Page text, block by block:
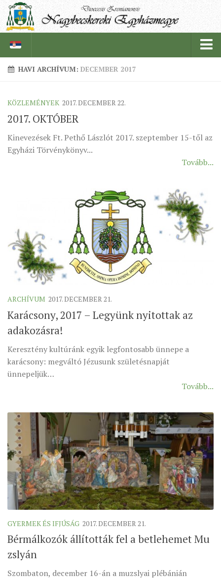
PÜSPÖK
TÖRTÉNELEM
EGYHÁZI INTÉZMÉNYEINK
EGYHÁZMEGYEI LEVÉLTÁR
ÉSZAKI ESPERESSÉG
KÖZPONTI ESPERESSÉG
DÉLI ESPERESSÉG
SZINÓDUS
PÜSPÖKI DEKRÉTUM
ZSINATI IMA
KOORDINÁLÓ BIZOTTSÁG
ZSINATI TAGOK
MUNKADOKUMENTUMOK
ZSINATI HÍREK-ÚJSÁG
PASZTORÁLSZOCIOLÓGIAI FELMÉRÉS
KISKORÚAK VÉDELME
„GYERMEKVÉDELMI” KIHÍVÁSOK KÁNONJOGI
HAVI ARCHÍVUM: DECEMBER 2017
KÖZLEMÉNYEK 2017. DECEMBER 22.
2017. OKTÓBER
Kinevezések Ft. Pethő Lászlót 2017. szeptember 15-től az
Egyházi Törvénykönyv...
Tovább...
ARCHÍVUM 2017. DECEMBER 21.
Karácsony, 2017 – Legyünk nyitottak az
adakozásra!
Keresztény kultúránk egyik legfontosabb ünnepe a
karácsony: megváltó Jézusunk születésnapját
ünnepeljük…
Tovább...
GYERMEK ÉS IFJÚSÁG 2017. DECEMBER 21.
Bérmálkozók állították fel a betlehemet Mu
zslyán
Szombaton, december 16-án a muzslyai plébánián